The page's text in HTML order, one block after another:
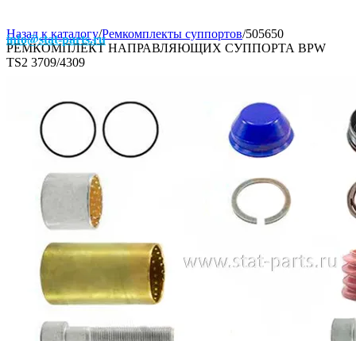
info@stat-parts.ru
Назад к каталогу/Ремкомплекты суппортов/505650
РЕМКОМПЛЕКТ НАПРАВЛЯЮЩИХ СУППОРТА BPW
TS2 3709/4309